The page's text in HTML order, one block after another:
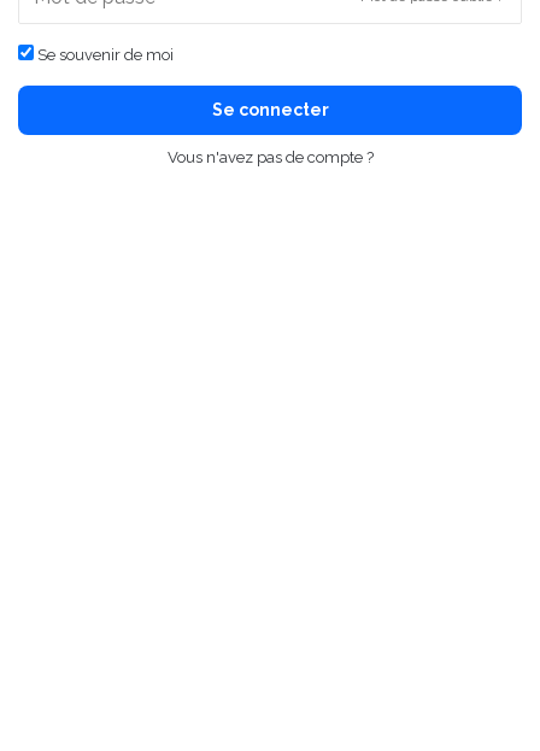
Se souvenir de moi
Se connecter
Vous n'avez pas de compte ?